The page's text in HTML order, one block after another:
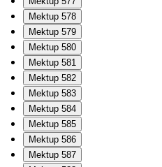
Mektup 578
Mektup 579
Mektup 580
Mektup 581
Mektup 582
Mektup 583
Mektup 584
Mektup 585
Mektup 586
Mektup 587